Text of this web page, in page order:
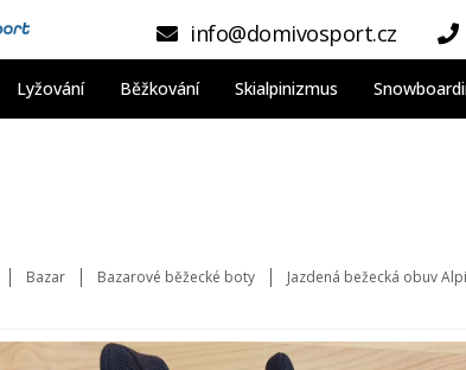
info@domivosport.cz
Lyžování Běžkování Skialpinizmus
Bazar Bazarové běžecké boty Jazdená bežecká obuv